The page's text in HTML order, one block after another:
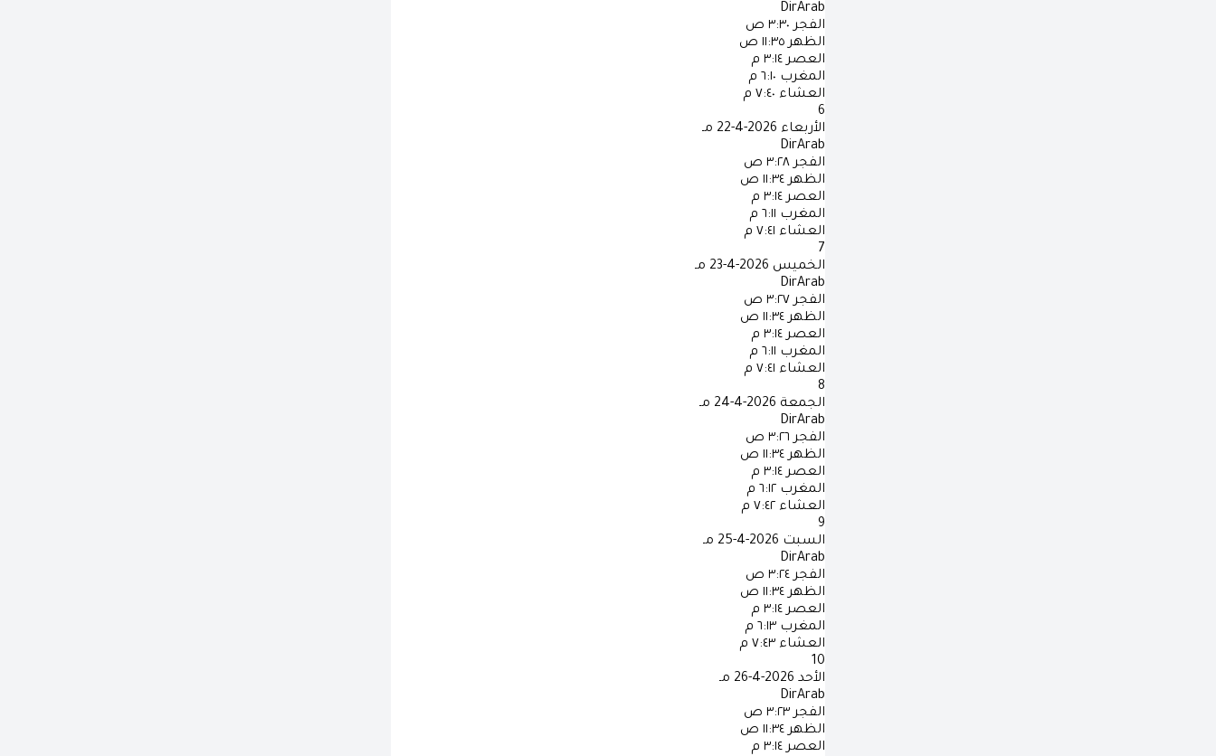
DirArab
الفجر ٣:٣٠ ص
الظهر ١١:٣٥ ص
العصر ٣:١٤ م
المغرب ٦:١٠ م
العشاء ٧:٤٠ م
6
الأربعاء 2026-4-22 مـ
DirArab
الفجر ٣:٢٨ ص
الظهر ١١:٣٤ ص
العصر ٣:١٤ م
المغرب ٦:١١ م
العشاء ٧:٤١ م
7
الخميس 2026-4-23 مـ
DirArab
الفجر ٣:٢٧ ص
الظهر ١١:٣٤ ص
العصر ٣:١٤ م
المغرب ٦:١١ م
العشاء ٧:٤١ م
8
الجمعة 2026-4-24 مـ
DirArab
الفجر ٣:٢٦ ص
الظهر ١١:٣٤ ص
العصر ٣:١٤ م
المغرب ٦:١٢ م
العشاء ٧:٤٢ م
9
السبت 2026-4-25 مـ
DirArab
الفجر ٣:٢٤ ص
الظهر ١١:٣٤ ص
العصر ٣:١٤ م
المغرب ٦:١٣ م
العشاء ٧:٤٣ م
10
الأحد 2026-4-26 مـ
DirArab
الفجر ٣:٢٣ ص
الظهر ١١:٣٤ ص
العصر ٣:١٤ م